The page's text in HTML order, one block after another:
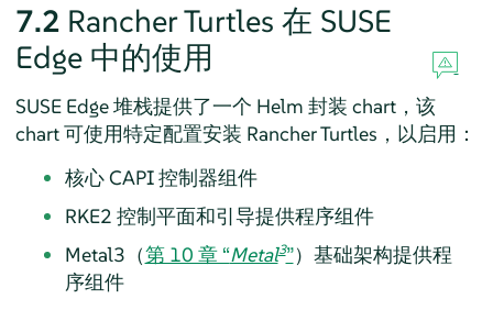
7.2 Rancher Turtles 在 SUSE
Edge 中的使用
SUSE Edge 堆栈提供了一个 Helm 封装 chart，该
chart 可使用特定配置安装 Rancher Turtles，以启用：
核心 CAPI 控制器组件
RKE2 控制平面和引导提供程序组件
Metal3（第 10 章 “Metal3”）基础架构提供程
序组件